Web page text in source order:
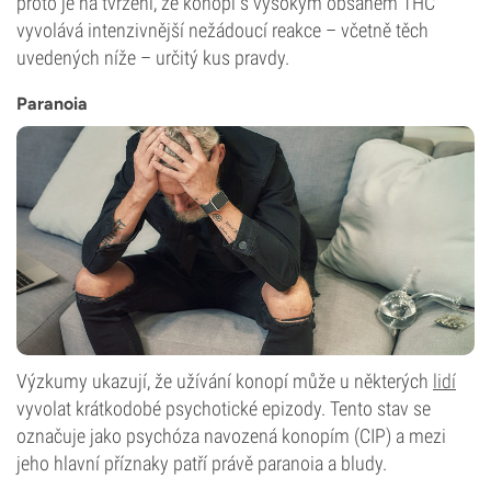
vyvolává intenzivnější nežádoucí reakce – včetně těch
uvedených níže – určitý kus pravdy.
Paranoia
Výzkumy ukazují, že užívání konopí může u některých lidí
vyvolat krátkodobé psychotické epizody. Tento stav se
označuje jako psychóza navozená konopím (CIP) a mezi
jeho hlavní příznaky patří právě paranoia a bludy.